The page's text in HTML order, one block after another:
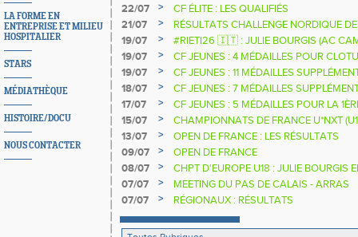
LA FORME EN
ENTREPRISE ET MILIEU
HOSPITALIER
STARS
MÉDIATHÈQUE
HISTOIRE/DOCU
NOUS CONTACTER
22/07
>
CF ÉLITE : LES QUALIFIÉS
21/07
>
RÉSULTATS CHALLENGE NORDIQUE
2025 2026
19/07 >
#RIETI26 🇮🇹 : JULIE BOURGIS (AC
D'EUROPE U18 DE LA PERCHE
19/07 >
CF JEUNES : 4 MÉDAILLES POUR
19/07
>
CF JEUNES : 11 MÉDAILLES
18/07
>
CF JEUNES : 7 MÉDAILLES
17/07
>
CF JEUNES : 5 MÉDAILLES POUR LA
15/07
>
CHAMPIONNATS DE FRANCE U*NXT
13/07
>
OPEN DE FRANCE : LES RÉSULTATS
09/07
>
OPEN DE FRANCE
08/07
>
CHPT D'EUROPE U18 : JULIE BOURGIS
07/07
>
MEETING DU PAS DE CALAIS - ARRAS
07/07
> RÉGIONAUX : RÉSULTATS